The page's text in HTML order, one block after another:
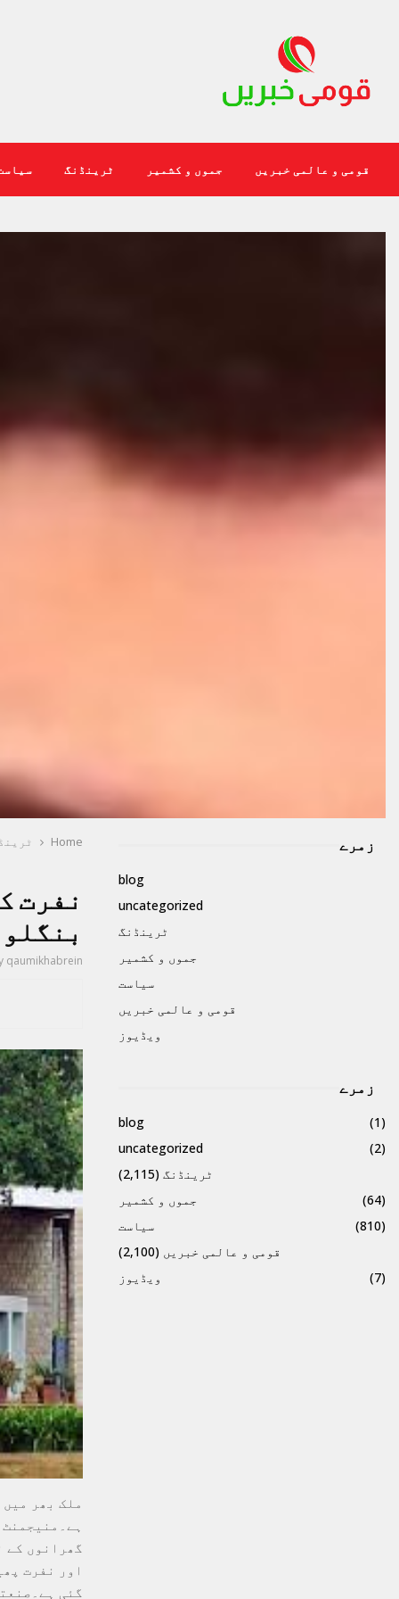
ٹرینڈنگ جموں و کشمیر قومی و عالمی خبریں
Home
نفرت
qaumikhabrein
ملک بھر
گھرانوں کے
اور نفرت
گئی
زمرے
blog
uncategorized
ٹرینڈنگ
جموں و کشمیر
سیاست
قومی و عالمی خبریں
ویڈیوز
زمرے
blog
(1)
uncategorized
(2)
ٹرینڈنگ (2,115)
جموں و کشمیر
(64)
سیاست
(810)
قومی و عالمی خبریں (2,100)
ویڈیوز
(7)